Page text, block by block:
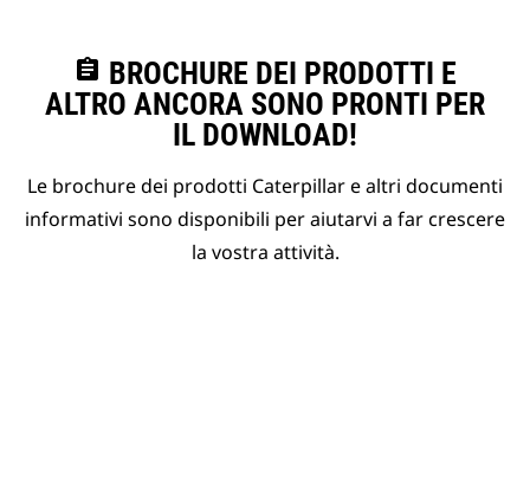
assignment BROCHURE DEI PRODOTTI E
ALTRO ANCORA SONO PRONTI PER
IL DOWNLOAD!
Le brochure dei prodotti Caterpillar e altri documenti
informativi sono disponibili per aiutarvi a far crescere
la vostra attività.